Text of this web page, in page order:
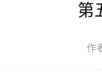
第
作